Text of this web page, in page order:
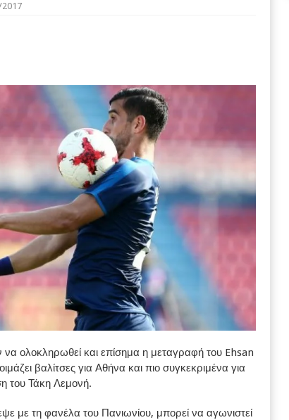
ολοκληρωθεί και επίσημα η μεταγραφή του Ehsan
βαλίτσες για Αθήνα και πιο συγκεκριμένα για
του Τάκη Λεμονή.
με τη φανέλα του Πανιωνίου, μπορεί να αγωνιστεί